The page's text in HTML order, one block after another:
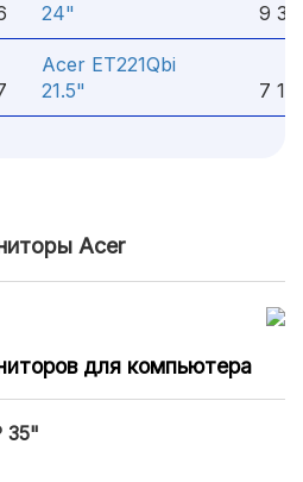
24"
9
Acer ET221Qbi
21.5"
7
Acer
для компьютера
35"